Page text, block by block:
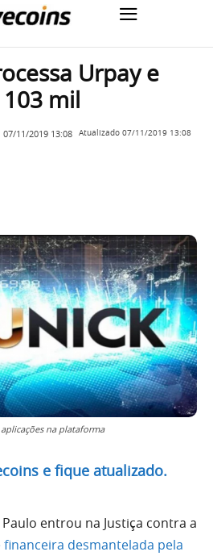
Urpay e
mil
07/11/2019 13:08 Atualizado 07/11/2019 13:08
na plataforma
e fique atualizado.
entrou na Justiça contra a
desmantelada pela